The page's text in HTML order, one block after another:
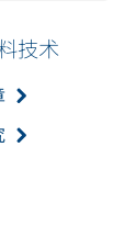
技术